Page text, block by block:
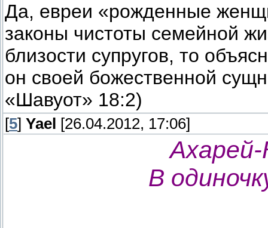
Да, евреи «рожденные
законы чистоты семейной
близости супругов, то
он своей божественной
«Шавуот» 18:2)
[5] Yael [26.04.2012, 17:06]
В